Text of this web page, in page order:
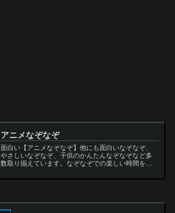
アニメなぞなぞ
面白い【アニメなぞなぞ】他にも面白いなぞなぞ、
やさしいなぞなぞ、子供のかんたんなぞなぞなど多
数取り揃えています。なぞなぞでの楽しい時間をお